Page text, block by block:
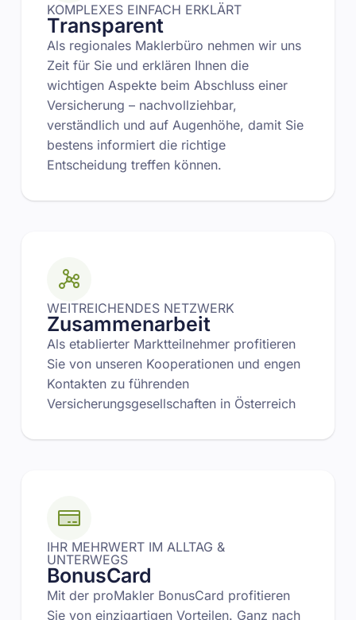
KOMPLEXES EINFACH ERKLÄRT
Transparent
Als regionales Maklerbüro nehmen wir uns
Zeit für Sie und erklären Ihnen die
wichtigen Aspekte beim Abschluss einer
Versicherung – nachvollziehbar,
verständlich und auf Augenhöhe, damit Sie
bestens informiert die richtige
Entscheidung treffen können.
WEITREICHENDES NETZWERK
Zusammenarbeit
Als etablierter Marktteilnehmer profitieren
Sie von unseren Kooperationen und engen
Kontakten zu führenden
Versicherungsgesellschaften in Österreich
IHR MEHRWERT IM ALLTAG &
UNTERWEGS
BonusCard
Mit der proMakler BonusCard profitieren
Sie von einzigartigen Vorteilen. Ganz nach